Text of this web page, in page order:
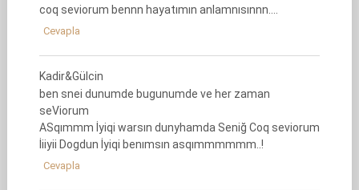
coq seviorum bennn hayatımın anlamnısınnn….
Cevapla
Kadir&Gülcin
ben snei dunumde bugunumde ve her zaman
seViorum
ASqımmm İyiqi warsın dunyhamda Seniğ Coq seviorum
İiiyii Dogdun İyiqi benımsın asqımmmmmm..!
Cevapla